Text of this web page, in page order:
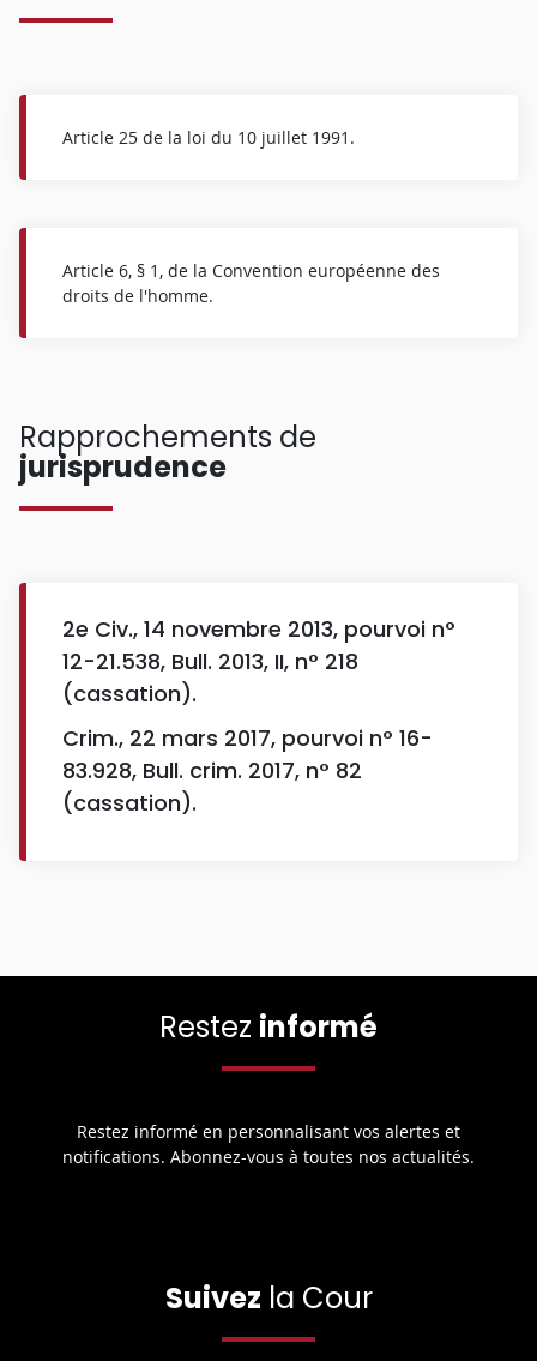
Article 25 de la loi du 10 juillet 1991.
Article 6, § 1, de la Convention européenne des
droits de l'homme.
Rapprochements de
jurisprudence
2e Civ., 14 novembre 2013, pourvoi n°
12-21.538, Bull. 2013, II, n° 218
(cassation).
Crim., 22 mars 2017, pourvoi n° 16-
83.928, Bull. crim. 2017, n° 82
(cassation).
Restez informé
Restez informé en personnalisant vos alertes et
notifications. Abonnez-vous à toutes nos actualités.
Suivez la Cour